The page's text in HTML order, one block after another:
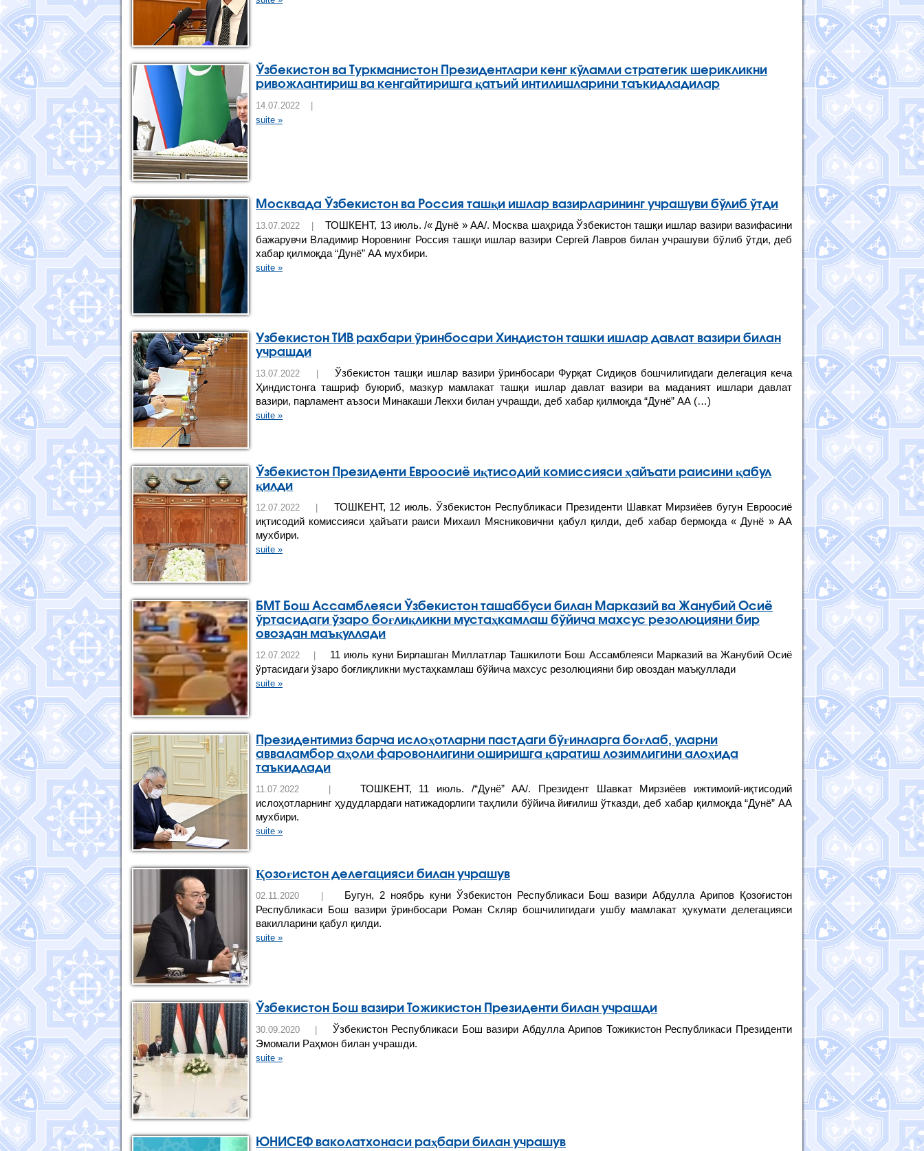
Ўзбекистон ва Туркманистон Президентлари кенг кўламли стратегик шерикликни
ривожлантириш ва кенгайтиришга қатъий интилишларини таъкидладилар
14.07.2022 |
suite »
Москвада Ўзбекистон ва Россия ташқи ишлар вазирларининг учрашуви бўлиб ўтди
13.07.2022 |
ТОШКЕНТ, 13 июль. /« Дунё » АА/. Москва шаҳрида Ўзбекистон ташқи ишлар вазири вазифасини
бажарувчи Владимир Норовнинг Россия ташқи ишлар вазири Сергей Лавров билан учрашуви бўлиб ўтди, деб
хабар қилмоқда “Дунё” АА мухбири.
suite »
Узбекистон ТИВ рахбари ўринбосари Хиндистон ташки ишлар давлат вазири билан
учрашди
13.07.2022 |
Ўзбекистон ташқи ишлар вазири ўринбосари Фурқат Сидиқов бошчилигидаги делегация кеча
Ҳиндистонга ташриф буюриб, мазкур мамлакат ташқи ишлар давлат вазири ва маданият ишлари давлат
вазири, парламент аъзоси Минакаши Лекхи билан учрашди, деб хабар қилмоқда “Дунё” АА (…)
suite »
Ўзбекистон Президенти Евроосиё иқтисодий комиссияси ҳайъати раисини қабул
қилди
12.07.2022 |
ТОШКЕНТ, 12 июль. Ўзбекистон Республикаси Президенти Шавкат Мирзиёев бугун Евроосиё
иқтисодий комиссияси ҳайъати раиси Михаил Мясниковични қабул қилди, деб хабар бермоқда « Дунё » АА
мухбири.
suite »
БМТ Бош Ассамблеяси Ўзбекистон ташаббуси билан Марказий ва Жанубий Осиё
ўртасидаги ўзаро боғлиқликни мустаҳкамлаш бўйича махсус резолюцияни бир
овоздан маъқуллади
12.07.2022 |
11 июль куни Бирлашган Миллатлар Ташкилоти Бош Ассамблеяси Марказий ва Жанубий Осиё
ўртасидаги ўзаро боғлиқликни мустаҳкамлаш бўйича махсус резолюцияни бир овоздан маъқуллади
suite »
Президентимиз барча ислоҳотларни пастдаги бўғинларга боғлаб, уларни
авваламбор аҳоли фаровонлигини оширишга қаратиш лозимлигини алоҳида
таъкидлади
11.07.2022 |
ТОШКЕНТ, 11 июль. /“Дунё” АА/. Президент Шавкат Мирзиёев ижтимоий-иқтисодий
ислоҳотларнинг ҳудудлардаги натижадорлиги таҳлили бўйича йиғилиш ўтказди, деб хабар қилмоқда “Дунё” АА
мухбири.
suite »
Қозоғистон делегацияси билан учрашув
02.11.2020 |
Бугун, 2 ноябрь куни Ўзбекистон Республикаси Бош вазири Абдулла Арипов Қозоғистон
Республикаси Бош вазири ўринбосари Роман Скляр бошчилигидаги ушбу мамлакат ҳукумати делегацияси
вакилларини қабул қилди.
suite »
Ўзбекистон Бош вазири Тожикистон Президенти билан учрашди
30.09.2020 |
Ўзбекистон Республикаси Бош вазири Абдулла Арипов Тожикистон Республикаси Президенти
Эмомали Раҳмон билан учрашди.
suite »
ЮНИСEФ ваколатхонаси раҳбари билан учрашув